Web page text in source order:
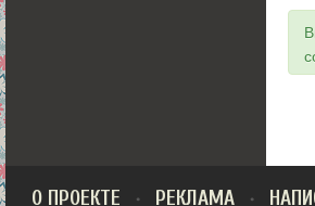
О ПРОЕКТЕ РЕКЛАМА